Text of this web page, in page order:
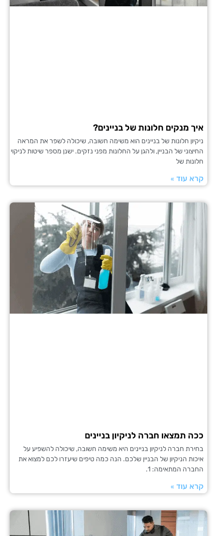
חלונות של בניינים?
חלונות של בניינים הוא משימה חשובה, שיכולה לשפר את המראה
של הבניין, ולהגן על החלונות מפני נזקים. ישנן מספר שיטות לניקוי
»
חברה לניקיון בניינים
חברה לניקיון בניינים היא משימה חשובה, שיכולה להשפיע על
הניקיון של הבניין שלכם. הנה כמה טיפים שיעזרו לכם למצוא את
המתאימה: 1.
»